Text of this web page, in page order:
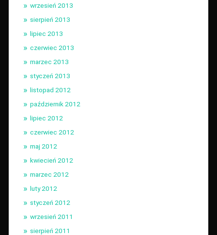
wrzesień 2013
sierpień 2013
lipiec 2013
czerwiec 2013
marzec 2013
styczeń 2013
listopad 2012
październik 2012
lipiec 2012
czerwiec 2012
maj 2012
kwiecień 2012
marzec 2012
luty 2012
styczeń 2012
wrzesień 2011
sierpień 2011